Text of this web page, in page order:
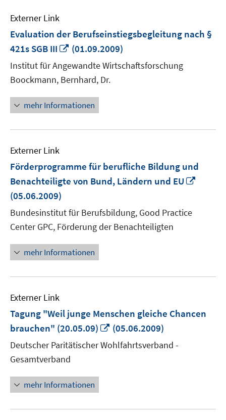
Externer Link
Evaluation der Berufseinstiegsbegleitung nach §
421s SGB III
In
neuem
Fenster
öffnen
(01.09.2009)
Institut für Angewandte Wirtschaftsforschung
Boockmann, Bernhard, Dr.
mehr Informationen
Externer Link
Förderprogramme für berufliche Bildung und
Benachteiligte von Bund, Ländern und EU
(05.06.2009)
Bundesinstitut für Berufsbildung, Good Practice
Center GPC, Förderung der Benachteiligten
mehr Informationen
Externer Link
Tagung "Weil junge Menschen gleiche Chancen
brauchen" (20.05.09)
In
neuem
Fenster
(05.06.2009)
Deutscher Paritätischer Wohlfahrtsverband -
Gesamtverband
mehr Informationen